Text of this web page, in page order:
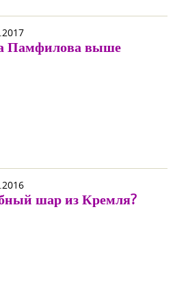
Памфилова выше
шар из Кремля?